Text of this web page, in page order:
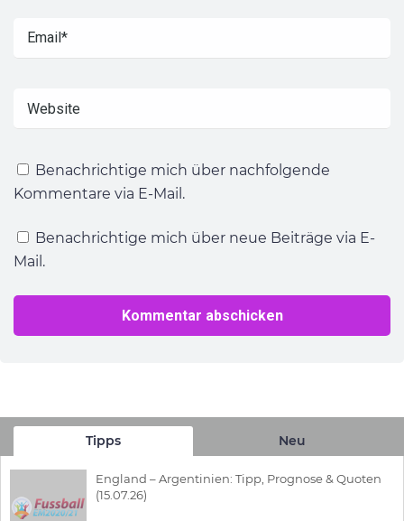
Benachrichtige mich über nachfolgende
Kommentare via E-Mail.
Benachrichtige mich über neue Beiträge via E-
Mail.
Tipps Neu
England – Argentinien: Tipp, Prognose & Quoten
(15.07.26)